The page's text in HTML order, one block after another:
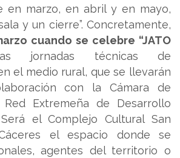
en marzo, en abril y en mayo,
y un cierre”. Concretamente,
cuando se celebre “JATO
jornadas técnicas de
el medio rural, que se llevarán
con la Cámara de
Extremeña de Desarrollo
Será el Complejo Cultural San
el espacio donde se
agentes del territorio o